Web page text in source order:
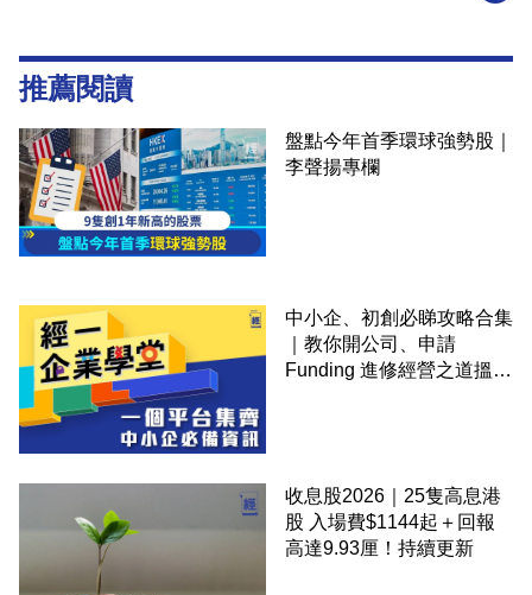
推薦閱讀
盤點今年首季環球強勢股｜
李聲揚專欄
中小企、初創必睇攻略合集
｜教你開公司、申請
Funding 進修經營之道搵大
收息股2026｜25隻高息港
股 入場費$1144起＋回報
高達9.93厘！持續更新